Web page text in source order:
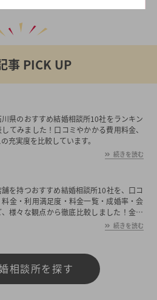
事 PICK UP
県のおすすめ結婚相談所10社をランキン
てみました！口コミやかかる費用料金、
充実度を比較しています。
続きを読む
を持つおすすめ結婚相談所10社を、口コ
料金・利用満足度・料金一覧・成婚率・会
、様々な観点から徹底比較しました！金沢
婚年齢は、男性が30.1歳、女性が28.3歳と
日本全国の平均初婚年齢と比べ低い。あな
いとお考えの方は是非ご覧ください。
続きを読む
相談所を探す